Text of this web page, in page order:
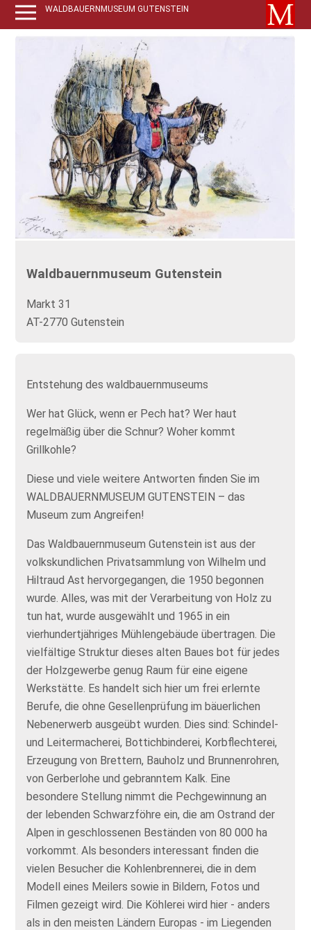
WALDBAUERNMUSEUM GUTENSTEIN
Waldbauernmuseum Gutenstein
Markt 31
AT-2770 Gutenstein
Entstehung des waldbauernmuseums
Wer hat Glück, wenn er Pech hat? Wer haut
regelmäßig über die Schnur? Woher kommt
Grillkohle?
Diese und viele weitere Antworten finden Sie im
WALDBAUERNMUSEUM GUTENSTEIN – das
Museum zum Angreifen!
Das Waldbauernmuseum Gutenstein ist aus der
volkskundlichen Privatsammlung von Wilhelm und
Hiltraud Ast hervorgegangen, die 1950 begonnen
wurde. Alles, was mit der Verarbeitung von Holz zu
tun hat, wurde ausgewählt und 1965 in ein
vierhundertjähriges Mühlengebäude übertragen. Die
vielfältige Struktur dieses alten Baues bot für jedes
der Holzgewerbe genug Raum für eine eigene
Werkstätte. Es handelt sich hier um frei erlernte
Berufe, die ohne Gesellenprüfung im bäuerlichen
Nebenerwerb ausgeübt wurden. Dies sind: Schindel-
und Leitermacherei, Bottichbinderei, Korbflechterei,
Erzeugung von Brettern, Bauholz und Brunnenrohren,
von Gerberlohe und gebranntem Kalk. Eine
besondere Stellung nimmt die Pechgewinnung an
der lebenden Schwarzföhre ein, die am Ostrand der
Alpen in geschlossenen Beständen von 80 000 ha
vorkommt. Als besonders interessant finden die
vielen Besucher die Kohlenbrennerei, die in dem
Modell eines Meilers sowie in Bildern, Fotos und
Filmen gezeigt wird. Die Köhlerei wird hier - anders
als in den meisten Ländern Europas - im Liegenden